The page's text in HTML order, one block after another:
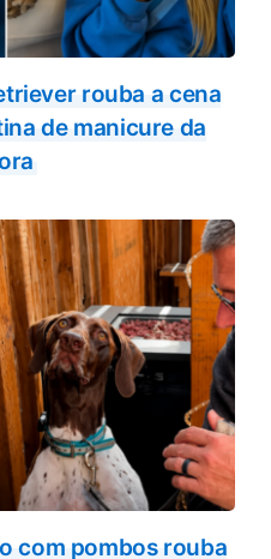
rouba a cena
de manicure da
com pombos rouba